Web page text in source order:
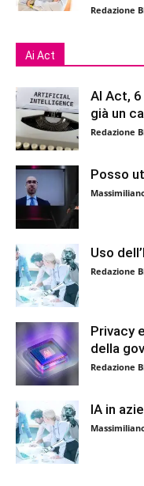
Redazione
Ai Act
AI Act,
già un
Redazione
Posso
Uso
Redazione
Privacy
della
Redazione
IA in